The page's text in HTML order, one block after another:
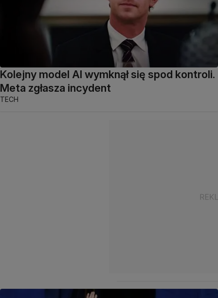
Kolejny model AI wymknął się spod kontroli.
Meta zgłasza incydent
TECH